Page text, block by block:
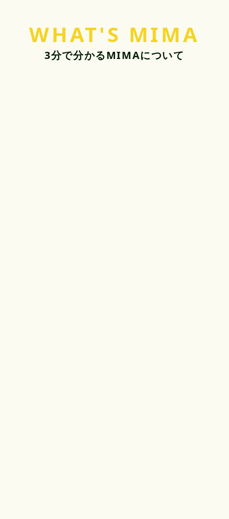
WHAT'S MIMA
3分で分かるMIMAについて